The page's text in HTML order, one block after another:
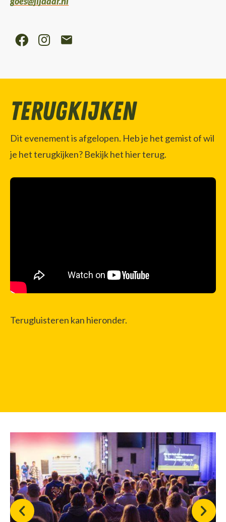
Terugkijken
Dit evenement is afgelopen. Heb je het gemist of wil
je het terugkijken? Bekijk het hier terug.
Terugluisteren kan hieronder.